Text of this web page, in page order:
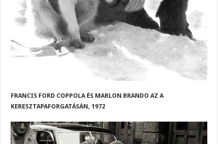
FRANCIS FORD COPPOLA ÉS MARLON BRANDO AZ A
KERESZTAPAFORGATÁSÁN, 1972